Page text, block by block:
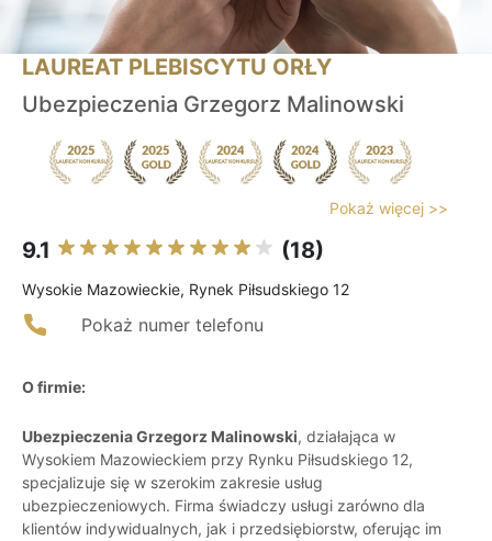
LAUREAT PLEBISCYTU ORŁY
Ubezpieczenia Grzegorz Malinowski
Pokaż więcej >>
9.1 (18)
Wysokie Mazowieckie, Rynek Piłsudskiego 12
Pokaż numer telefonu
O firmie:
Ubezpieczenia Grzegorz Malinowski, działająca w
Wysokiem Mazowieckiem przy Rynku Piłsudskiego 12,
specjalizuje się w szerokim zakresie usług
ubezpieczeniowych. Firma świadczy usługi zarówno dla
klientów indywidualnych, jak i przedsiębiorstw, oferując im